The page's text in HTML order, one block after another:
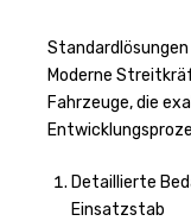
Moderne
Fahrzeuge, die
Detaillierte
Einsatzstab